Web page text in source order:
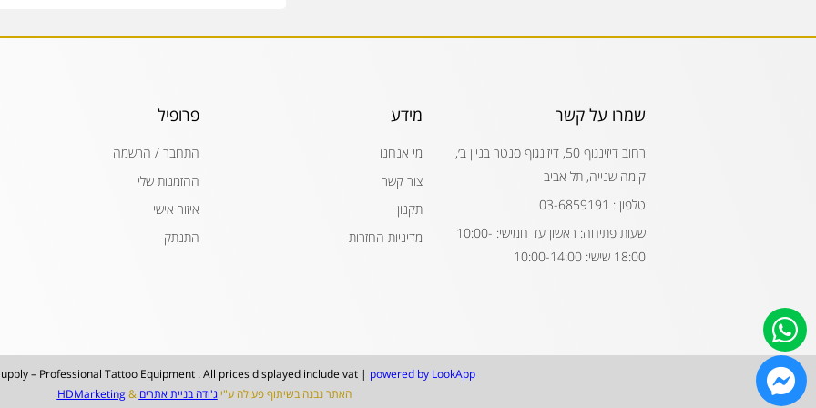
שמרו על קשר
רחוב דיזינגוף 50, דיזינגוף סנטר בניין ב׳,
קומה שנייה, תל אביב
טלפון : 03-6859191
שעות פתיחה: ראשון עד חמישי: 10:00-
18:00 שישי: 10:00-14:00
מידע
מי אנחנו
צור קשר
תקנון
מדיניות החזרות
פרופיל
התחבר / הרשמה
ההזמנות שלי
איזור אישי
התנתק
– Professional Tattoo Equipment . All prices displayed include vat | powered by LookApp.
האתר נבנה בשיתוף פעולה ע"י ג'ודה בניית אתרים &
HDMarketing